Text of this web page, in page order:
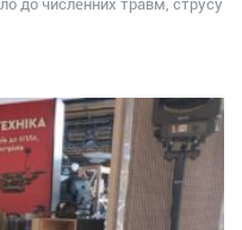
до численних травм, струсу